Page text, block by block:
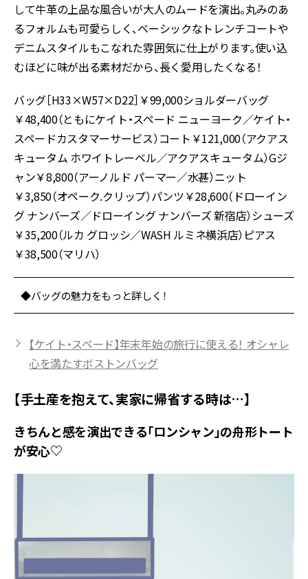
して牛革の上品な風合いが大人のムードを演出。丸みのあ
るフォルムも可愛らしく、ベーシックなトレンチコートや
デニムスタイルもこなれた雰囲気に仕上がります。使い込
むほどに味が出る素材だから、長く愛用したくなる！
バッグ［H33×W57×D22］￥99,000ショルダーバッグ
￥48,400（ともにケイト・スペード ニューヨーク／ケイト・
スペードカスタマーサービス）コート￥121,000（アクアス
キュータム ホワイトレーベル／アクアスキュータム）Gジ
ャン￥8,800（アーノルド パーマー／水甚）ニット
￥3,850（オペーク.クリップ）パンツ￥28,600（ドローイン
グ ナンバーズ／ドローイング ナンバーズ 新宿店）シューズ
￥35,200（ルカ グロッシ／WASH ルミネ横浜店）ピアス
￥38,500（マリハ）
◆バッグの魅力をもっと詳しく！
【ケイト・スペード】年末年始の旅行に使える！ オシャレ
心を満たすボストンバッグ
【手土産を抱えて、実家に帰省する時は…】
きちんと感を演出できる「ロンシャン」の舟形トート
が安心♡